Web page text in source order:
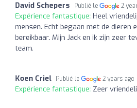
David Schepers Publié le 2
Expérience fantastique: Heel
mensen. Echt begaan met de dieren
bereikbaar. Mijn Jack en ik zijn zeer
team.
Koen Criel Publié le 2 years ago
Expérience fantastique: Zeer